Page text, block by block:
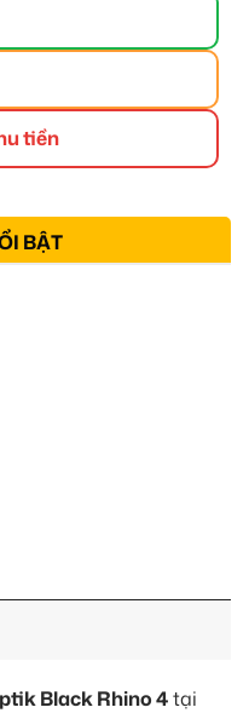
tiền
BẬT
Black Rhino 4tại